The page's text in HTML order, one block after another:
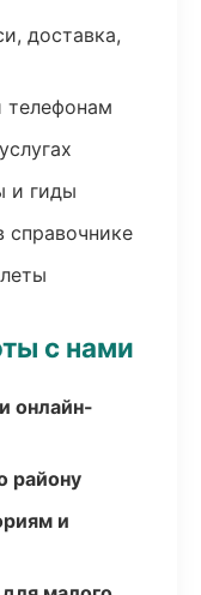
доставка,
телефонам
и гиды
справочнике
с нами
онлайн-
району
и